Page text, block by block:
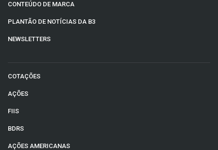
CONTEÚDO DE MARCA
PLANTÃO DE NOTÍCIAS DA B3
NEWSLETTERS
COTAÇÕES
AÇÕES
FIIS
BDRS
AÇÕES AMERICANAS